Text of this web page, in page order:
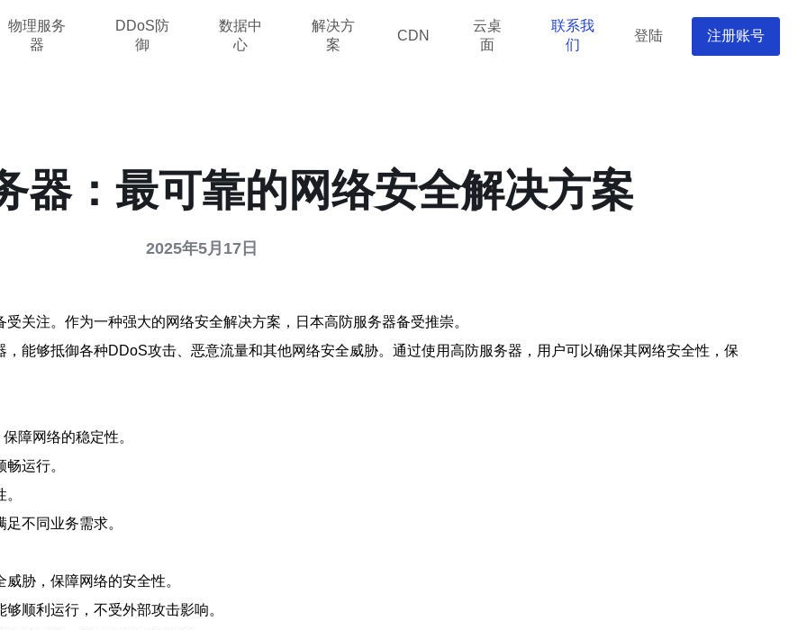
物理服务
器
DDoS防
御
数据中
心
解决方
案
CDN
云桌
面
联系我
们
登陆 注册账号
器：最可靠的网络安全解决方案
2025年5月17日
关注。作为一种强大的网络安全解决方案，日本高防服务器备受推崇。
能够抵御各种DDoS攻击、恶意流量和其他网络安全威胁。通过使用高防服务器，用户可以确保其网络安全性，保
障网络的稳定性。
运行。
不同业务需求。
胁，保障网络的安全性。
顺利运行，不受外部攻击影响。